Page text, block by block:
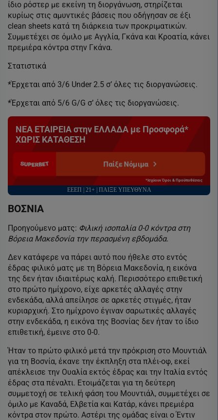
ίδιο ρόστερ με εκείνη τη διοργάνωση, στηρίζεται
κυρίως στις αμυντικές βάσεις που οδήγησαν σε έξι
clean sheets κατά τη διάρκεια των προκριματικών.
Συμμετέχει σε όμιλο με Αγγλία, Γκάνα και Κροατία, κάνει
πρεμιέρα κόντρα στην Γκάνα.
Στατιστικά
*Έρχεται από 3/6 Under 2.5 σ’ όλες τις διοργανώσεις.
*Έρχεται από 5/6 G/G σ’ όλες τις διοργανώσεις.
ΝΕΑ ΕΤΑΙΡΕΙΑ στην ΕΛΛΑΔΑ με Προσφορά*
ΧΩΡΙΣ ΚΑΤΑΘΕΣΗ
Παίξε Νόμιμα
*Ισχύουν Όροι & Προϋποθέσεις
ΕΕΕΠ | 21+ | ΠΑΙΞΕ ΥΠΕΥΘΥΝΑ
ΒΟΣΝΙΑ
Προηγούμενο ματς: Φιλική ισοπαλία 0-0 κόντρα στη
Βόρεια Μακεδονία την περασμένη εβδομάδα.
Δεν κατάφερε να πάρει αυτό που ήθελε στο εντός
έδρας φιλικό ματς με τη Βόρεια Μακεδονία, η εικόνα
της δεν ήταν ιδιαιτέρως καλή. Περισσότερο επιθετική
στο πρώτο ημίχρονο, είχε αρκετές αλλαγές στην
ενδεκάδα, αλλά απείλησε σε αρκετές στιγμές, ήταν
κυριαρχική. Στο ημίχρονο έγιναν σαρωτικές αλλαγές
στην ενδεκάδα, η εικόνα της Βοσνίας δεν ήταν το ίδιο
επιθετική, έμεινε στο 0-0.
Ήταν το πρώτο φιλικό μετά την πρόκριση στο Μουντιάλ
για τη Βοσνία, έκανε την έκπληξη στα πλέι-οφ, εκεί
απέκλεισε την Ουαλία εκτός έδρας και την Ιταλία εντός
έδρας στα πέναλτι. Ετοιμάζεται για τη δεύτερη
συμμετοχή σε τελική φάση του Μουντιάλ, συμμετέχει σε
όμιλο με Καναδά, Ελβετία και Κατάρ, κάνει πρεμιέρα
κόντρα στον πρώτο. Αστέρι της ομάδας είναι ο Έντιν